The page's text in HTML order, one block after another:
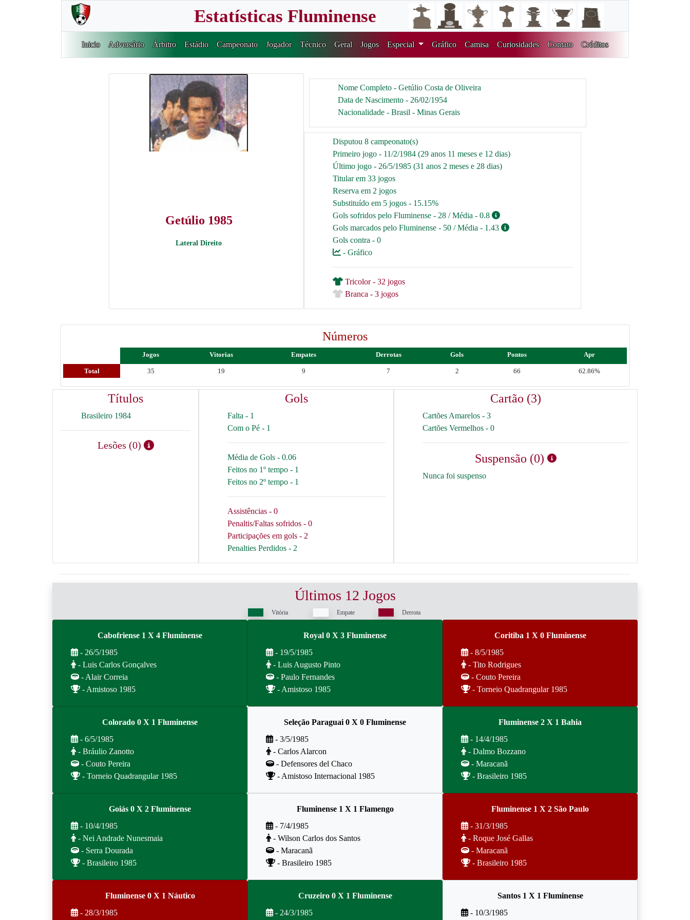
Estatísticas Fluminense
Inicio Adversário Árbitro Estádio Campeonato Jogador Técnico Geral Jogos Especial Gráfico Camisa Curiosidades Contato Créditos
Getúlio 1985
Lateral Direito
Nome Completo - Getúlio Costa de Oliveira
Data de Nascimento - 26/02/1954
Nacionalidade - Brasil - Minas Gerais
Disputou 8 campeonato(s)
Primeiro jogo - 11/2/1984 (29 anos 11 meses e 12 dias)
Último jogo - 26/5/1985 (31 anos 2 meses e 28 dias)
Titular em 33 jogos
Reserva em 2 jogos
Substituído em 5 jogos - 15.15%
Gols sofridos pelo Fluminense - 28 / Média - 0.8
Gols marcados pelo Fluminense - 50 / Média - 1.43
Gols contra - 0
- Gráfico
Tricolor - 32 jogos
Branca - 3 jogos
Números
Jogos Vitorias Empates Derrotas Gols Pontos Apr
Total 35 19 9 7 2 66 62.86%
Títulos
Brasileiro 1984
Lesões (0)
Gols
Falta - 1
Com o Pé - 1
Média de Gols - 0.06
Feitos no 1º tempo - 1
Feitos no 2º tempo - 1
Assistências - 0
Penaltis/Faltas sofridos - 0
Participações em gols - 2
Penalties Perdidos - 2
Cartão (3)
Cartões Amarelos - 3
Cartões Vermelhos - 0
Suspensão (0)
Nunca foi suspenso
Últimos 12 Jogos
Vitória Empate Derrota
Cabofriense 1 X 4 Fluminense
- 26/5/1985
- Luis Carlos Gonçalves
- Alair Correia
- Amistoso 1985
Royal 0 X 3 Fluminense
- 19/5/1985
- Luis Augusto Pinto
- Paulo Fernandes
- Amistoso 1985
Coritiba 1 X 0 Fluminense
- 8/5/1985
- Tito Rodrigues
- Couto Pereira
- Torneio Quadrangular 1985
Colorado 0 X 1 Fluminense
- 6/5/1985
- Bráulio Zanotto
- Couto Pereira
- Torneio Quadrangular 1985
Seleção Paraguai 0 X 0 Fluminense
- 3/5/1985
- Carlos Alarcon
- Defensores del Chaco
- Amistoso Internacional 1985
Fluminense 2 X 1 Bahia
- 14/4/1985
- Dalmo Bozzano
- Maracanã
- Brasileiro 1985
Goiás 0 X 2 Fluminense
- 10/4/1985
- Nei Andrade Nunesmaia
- Serra Dourada
- Brasileiro 1985
Fluminense 1 X 1 Flamengo
- 7/4/1985
- Wilson Carlos dos Santos
- Maracanã
- Brasileiro 1985
Fluminense 1 X 2 São Paulo
- 31/3/1985
- Roque José Gallas
- Maracanã
- Brasileiro 1985
Fluminense 0 X 1 Náutico
- 28/3/1985
Cruzeiro 0 X 1 Fluminense
- 24/3/1985
Santos 1 X 1 Fluminense
- 10/3/1985